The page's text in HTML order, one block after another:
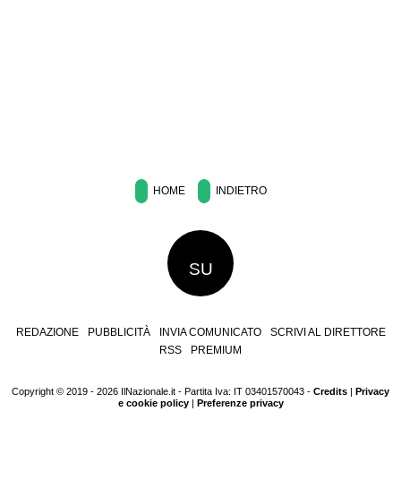
HOME INDIETRO
SU
REDAZIONE PUBBLICITÀ INVIA COMUNICATO
SCRIVI AL DIRETTORE
RSS
PREMIUM
Copyright © 2019 - 2026 IlNazionale.it - Partita Iva: IT 03401570043 - Credits | Privacy
e cookie policy| Preferenze privacy